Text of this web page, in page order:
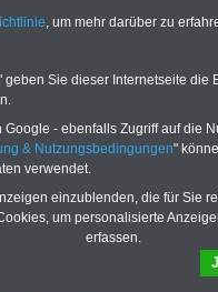
öffentlichen Dienst in
für nur
Bund und
PDF-SERVICE:
wichtigen
können Sie zehn
herunterladen,
Beamte sowie
Thüringen
Rund ums Geld
Beamtenrecht,
, um mehr darüber zu
Sie dieser Internetseite die
- ebenfalls Zugriff auf die
& Nutzungsbedingungen"
verwendet.
einzublenden, die für Sie
um personalisierte
erfassen.